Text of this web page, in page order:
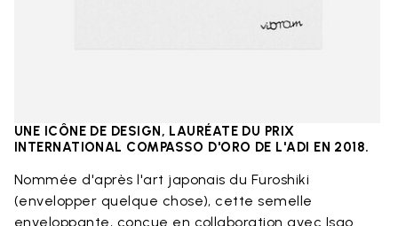
UNE ICÔNE DE DESIGN, LAURÉATE DU PRIX
INTERNATIONAL COMPASSO D'ORO DE L'ADI EN 2018.
Nommée d'après l'art japonais du Furoshiki
(envelopper quelque chose), cette semelle
enveloppante, conçue en collaboration avec Isao